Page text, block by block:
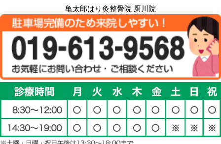
亀太郎はり灸整骨院 厨川院